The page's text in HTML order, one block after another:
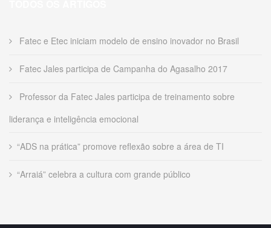
Fatec e Etec iniciam modelo de ensino inovador no Brasil
Fatec Jales participa de Campanha do Agasalho 2017
Professor da Fatec Jales participa de treinamento sobre
liderança e inteligência emocional
“ADS na prática” promove reflexão sobre a área de TI
“Arraiá” celebra a cultura com grande público